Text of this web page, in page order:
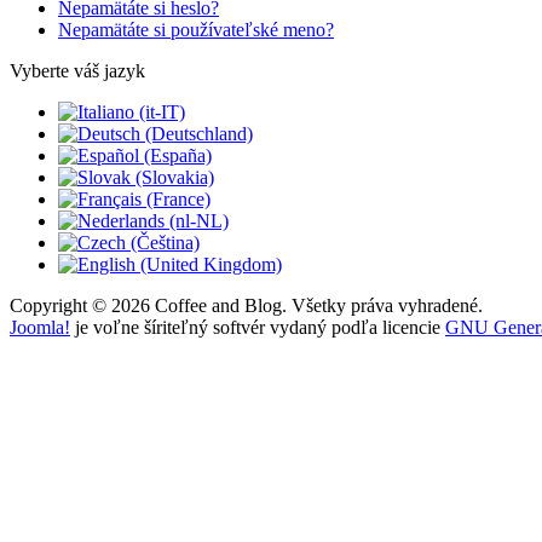
Nepamätáte si heslo?
Nepamätáte si používateľské meno?
Vyberte váš jazyk
Copyright © 2026 Coffee and Blog. Všetky práva vyhradené.
Joomla! je voľne šíriteľný softvér vydaný podľa licencie GNU